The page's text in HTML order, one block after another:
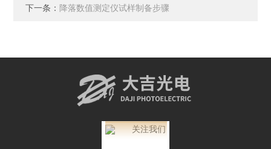
下一条： 降落数值测定仪试样制备步骤